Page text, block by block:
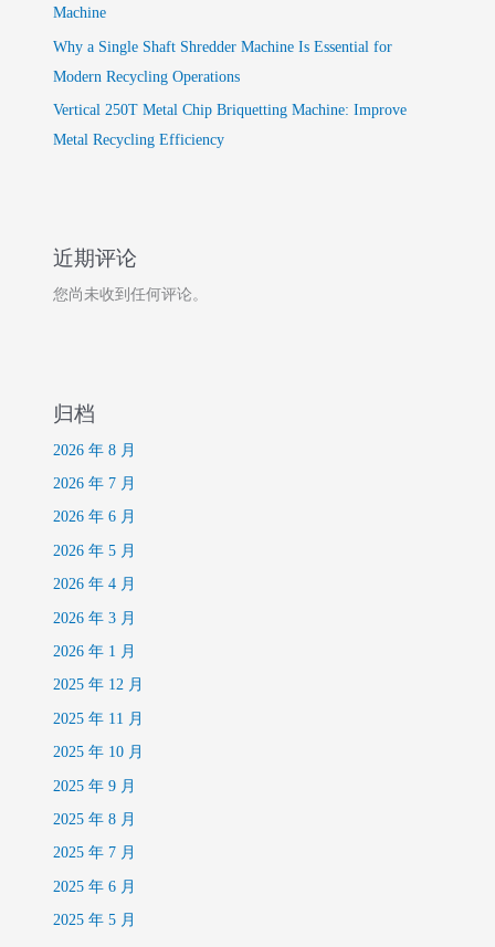
Machine
Why a Single Shaft Shredder Machine Is Essential for
Modern Recycling Operations
Vertical 250T Metal Chip Briquetting Machine: Improve
Metal Recycling Efficiency
近期评论
您尚未收到任何评论。
归档
2026 年 8 月
2026 年 7 月
2026 年 6 月
2026 年 5 月
2026 年 4 月
2026 年 3 月
2026 年 1 月
2025 年 12 月
2025 年 11 月
2025 年 10 月
2025 年 9 月
2025 年 8 月
2025 年 7 月
2025 年 6 月
2025 年 5 月